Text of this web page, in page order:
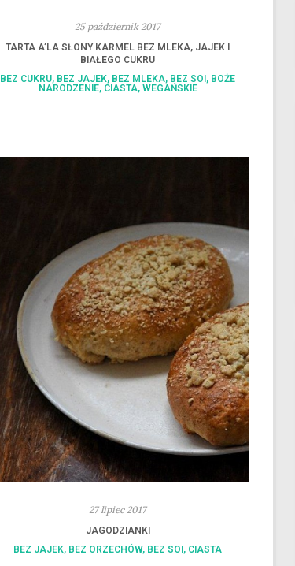
25 październik 2017
TARTA A’LA SŁONY KARMEL BEZ MLEKA, JAJEK I
BIAŁEGO CUKRU
BEZ CUKRU, BEZ JAJEK, BEZ MLEKA, BEZ SOI, BOŻE
NARODZENIE, CIASTA, WEGAŃSKIE
27 lipiec 2017
JAGODZIANKI
BEZ JAJEK, BEZ ORZECHÓW, BEZ SOI , CIASTA